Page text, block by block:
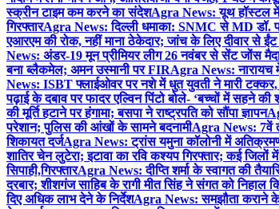
स्क्रीन टाइम कम करने का संदेशAgra News: यूथ हॉस्टल में
गिरफ्तारAgra News: दिल्ली धमाका: SNMC से MD डॉ.
एआरएम की रोक, नहीं माना ठेकेदार; जांच के लिए दीवार से
News: अंडर-19 मून प्रीमियर लीग 26 नवंबर से सेंट जोंस
बना ब्लैकमेल; अमन उस्मानी पर FIRAgra News: नारायच
News: ISBT फ्लाईओवर पर नशे में धुत युवती ने मारी
पढ़ाई के दबाव पर फादर एल्विन पिंटो बोले- ‘बच्चों में सहने की
की मूर्ति हटाने पर हंगामा; बसपा ने राष्ट्रपति को सौंपा ज्ञापन
परेशान; पुलिस की आंखों के सामने बदनामीAgra News: 7वें
शिकायत दर्जAgra News: ट्रांस यमुना कॉलोनी में
शातिर चेन लुटेरा; इटावा का रवि कश्यप गिरफ्तार; कई जिलों
सिपाही,गिरफ्तारAgra News: दीप्ति शर्मा के स्वागत की
दरबार; शीशगंज साहिब के रागी मीत सिंह ने संगत को निहाल
दिए अधिक लाभ देने के निर्देशAgra News: समझौता कराने के